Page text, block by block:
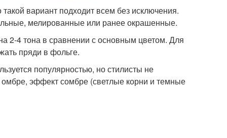
вариант подходит всем без исключения.
мелированные или ранее окрашенные.
2-4 тона в сравнении с основным цветом. Для
пряди в фольге.
популярностью, но стилисты не
омбре, эффект сомбре (светлые корни и темные